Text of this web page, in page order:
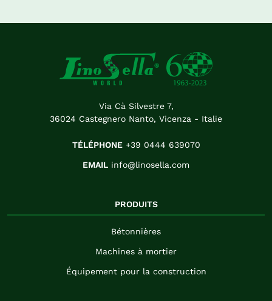
Via Cà Silvestre 7,
36024 Castegnero Nanto, Vicenza - Italie
TÉLÉPHONE+39 0444 639070
EMAIL info@linosella.com
PRODUITS
Bétonnières
Machines à mortier
Équipement pour la construction